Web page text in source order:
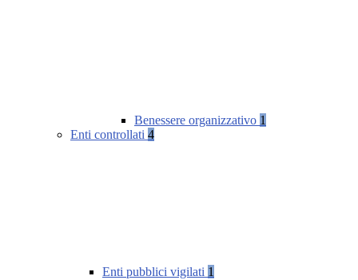
Benessere organizzativo 1
Enti controllati 4
Enti pubblici vigilati 1